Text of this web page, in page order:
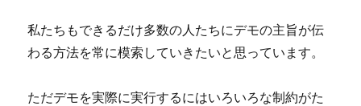
私たちもできるだけ多数の人たちにデモの主旨が伝
わる方法を常に模索していきたいと思っています。
ただデモを実際に実行するにはいろいろな制約がた